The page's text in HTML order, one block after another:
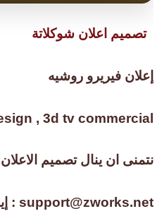
تصميم اعلان شوكلاتة
إعلان فيريرو روشيه
, 3d tv commercial
نتمنى ان ينال تصميم
إيميل : support@zworks.net